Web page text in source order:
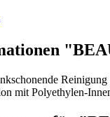
mit Polyethylen-